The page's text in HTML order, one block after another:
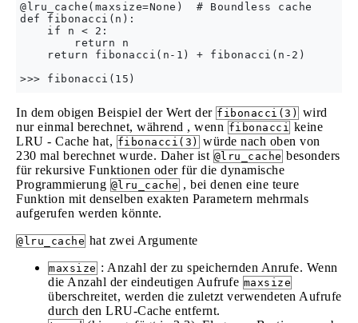
@lru_cache(maxsize=None)  # Boundless cache
def fibonacci(n):
    if n < 2:
        return n
    return fibonacci(n-1) + fibonacci(n-2)
In dem obigen Beispiel der Wert der fibonacci(3) wird
nur einmal berechnet, während , wenn fibonacci keine
LRU - Cache hat, fibonacci(3) würde nach oben von
230 mal berechnet wurde. Daher ist @lru_cache besonders
für rekursive Funktionen oder für die dynamische
Programmierung @lru_cache , bei denen eine teure
Funktion mit denselben exakten Parametern mehrmals
aufgerufen werden könnte.
@lru_cache hat zwei Argumente
maxsize : Anzahl der zu speichernden Anrufe. Wenn
die Anzahl der eindeutigen Aufrufe maxsize
überschreitet, werden die zuletzt verwendeten Aufrufe
durch den LRU-Cache entfernt.